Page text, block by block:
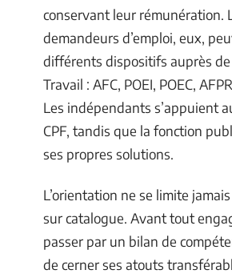
conservant leur rémunération.
demandeurs d’emploi, eux,
différents dispositifs auprès de
Travail : AFC, POEI, POEC,
Les indépendants s’appuient
CPF, tandis que la fonction
ses propres solutions.
L’orientation ne se limite
sur catalogue. Avant tout
passer par un bilan de
de cerner ses atouts